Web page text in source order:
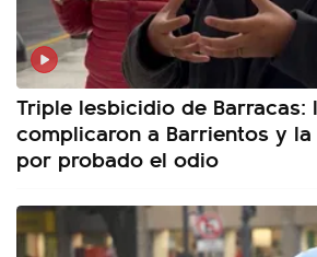
Triple lesbicidio de Barracas:
complicaron a Barrientos y
por probado el odio